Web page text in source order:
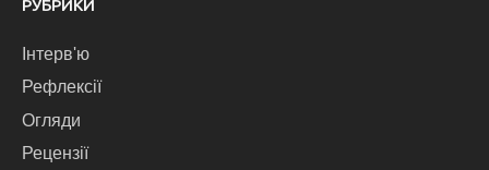
РУБРИКИ
Інтерв'ю
Рефлексії
Огляди
Рецензії